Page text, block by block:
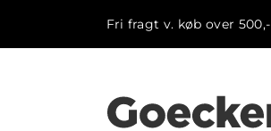
Fri fragt v. køb over 500,-